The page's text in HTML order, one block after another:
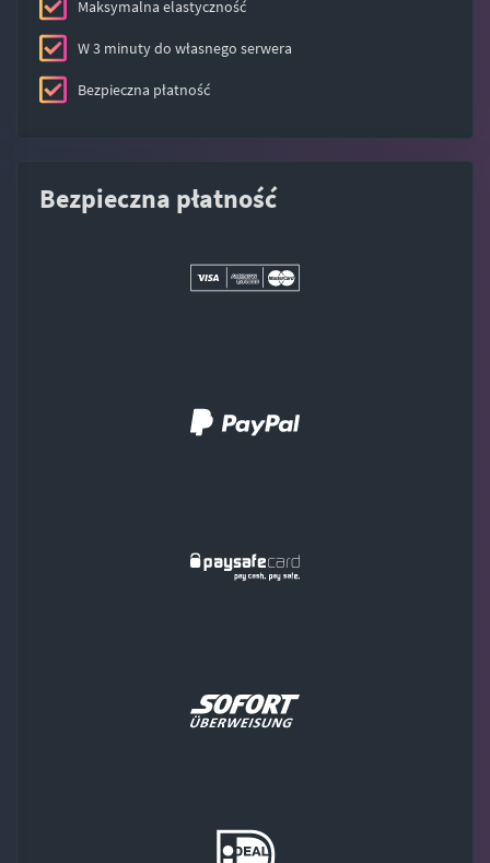
Maksymalna elastyczność
W 3 minuty do własnego serwera
Bezpieczna płatność
Bezpieczna płatność